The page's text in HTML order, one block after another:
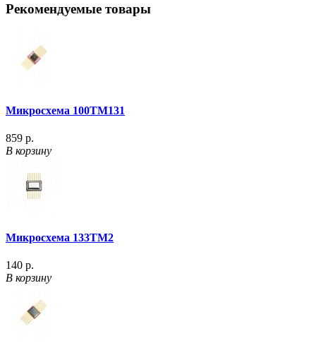
Рекомендуемые товары
Микросхема 100ТМ131
859 р.
В корзину
Микросхема 133ТМ2
140 р.
В корзину